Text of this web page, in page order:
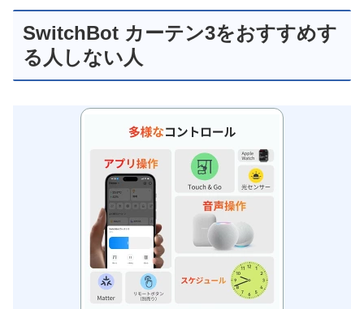
SwitchBot カーテン3をおすすめす
る人しない人